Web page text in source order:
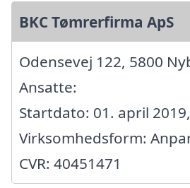
BKC Tømrerfirma ApS
Odensevej 122, 5800
Ansatte:
Startdato: 01. april 2019,
Virksomhedsform:
CVR: 40451471